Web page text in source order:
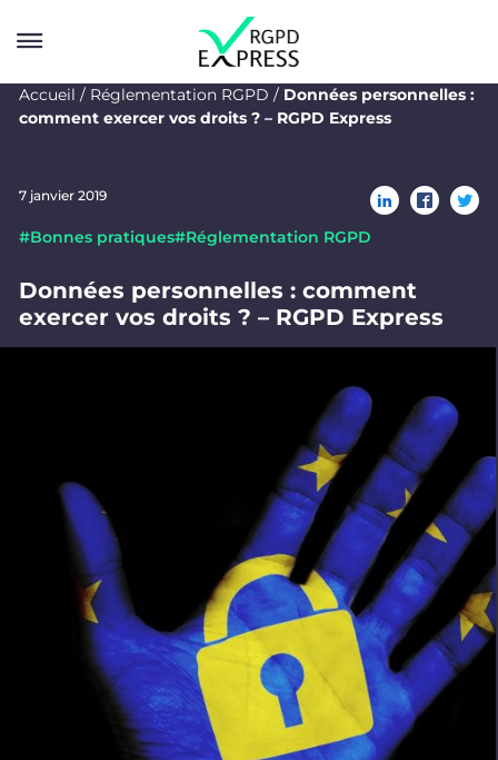
Entreprise
Ressources
Essai gratuit
Demandez une démo
Se connecter
Accueil ㅤ/ㅤ Réglementation RGPD ㅤ/ㅤ Données personnelles :
comment exercer vos droits ? – RGPD Express
7 janvier 2019
#Bonnes pratiques#Réglementation RGPD
Données personnelles : comment
exercer vos droits ? – RGPD Express